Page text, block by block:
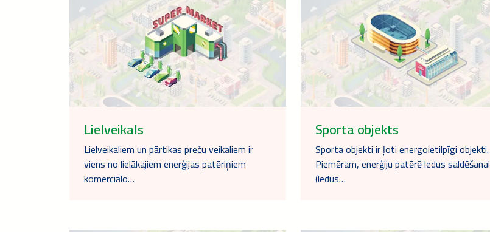
Lielveikals
Lielveikaliem un pārtikas preču veikaliem ir
viens no lielākajiem enerģijas patēriņiem
komerciālo…
Sporta objekts
Sporta objekti ir ļoti energoietilpīgi objekti.
Piemēram, enerģiju patērē ledus saldēšanai
(ledus…